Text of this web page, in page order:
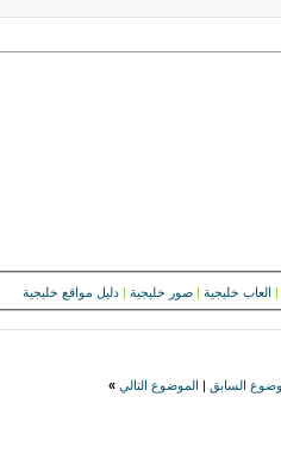
| العاب خليجية | صور خليجية | دليل مواقع خليجية
السابق الموضوع التالي »